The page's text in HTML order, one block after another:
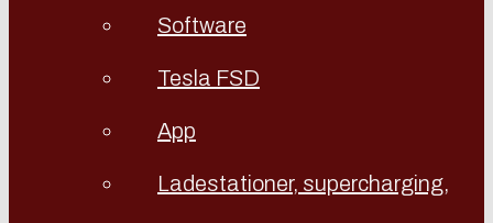
Software
Tesla FSD
App
Ladestationer, supercharging,